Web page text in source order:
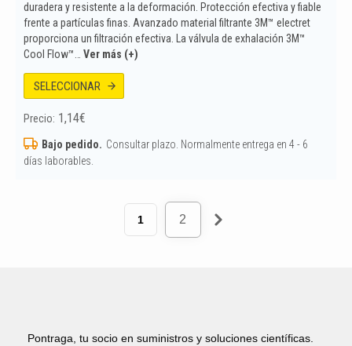
duradera y resistente a la deformación. Protección efectiva y fiable
frente a partículas finas. Avanzado material filtrante 3M™ electret
proporciona un filtración efectiva. La válvula de exhalación 3M™
Cool Flow™… Ver más (+)
SELECCIONAR
Precio: 1,14€
Bajo pedido. Consultar plazo. Normalmente entrega en 4 - 6
días laborables.
1 2
Pontraga, tu socio en suministros y soluciones científicas.